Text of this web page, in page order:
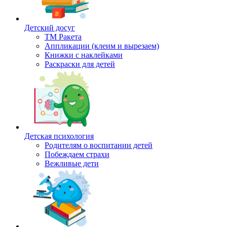
Детский досуг
ТМ Ракета
Аппликации (клеим и вырезаем)
Книжки с наклейками
Раскраски для детей
Детская психология
Родителям о воспитании детей
Побеждаем страхи
Вежливые дети